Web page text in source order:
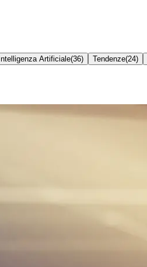
Intelligenza Artificiale(36) Tendenze(24)